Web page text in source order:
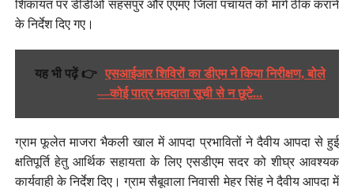
शिकायत पर डीडीओ सहसपुर और एएमए जिला पंचायत को मार्ग ठीक कराने
के निर्देश दिए गए।
यह भी पढ़ें 👉 एसआईआर शिविरों का डीएम ने किया निरीक्षण, बोले
—कोई पात्र मतदाता सूची से न छूटे...
ग्राम फूलेत माजरा भैकली खाल में आपदा प्रभावितों ने दैवीय आपदा से हुई
क्षतिपूर्ति हेतु आर्थिक सहायता के लिए एसडीएम सदर को शीघ्र आवश्यक
कार्यवाही के निर्देश दिए। ग्राम सैबूवाला निवासी मेहर सिंह ने दैवीय आपदा में